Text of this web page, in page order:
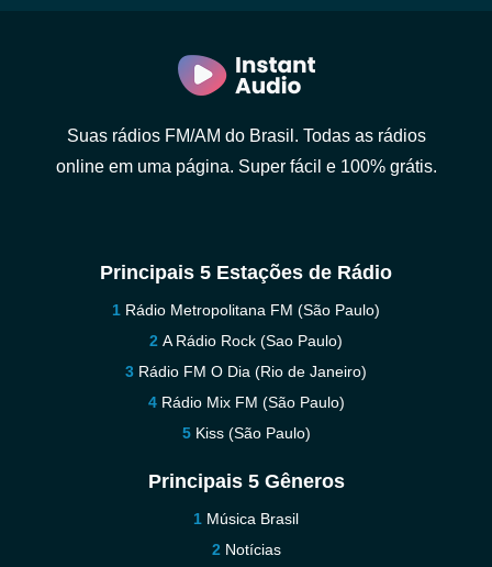
Suas rádios FM/AM do Brasil. Todas as rádios
online em uma página. Super fácil e 100% grátis.
Principais 5 Estações de Rádio
Rádio Metropolitana FM (São Paulo)
A Rádio Rock (Sao Paulo)
Rádio FM O Dia (Rio de Janeiro)
Rádio Mix FM (São Paulo)
Kiss (São Paulo)
Principais 5 Gêneros
Música Brasil
Notícias